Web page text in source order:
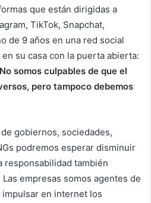
que están dirigidas a
TikTok, Snapchat,
de 9 años en una red social
su casa con la puerta abierta:
No somos culpables de que el
pero tampoco debemos
gobiernos, sociedades,
podremos esperar disminuir
responsabilidad también
empresas somos agentes de
en internet los